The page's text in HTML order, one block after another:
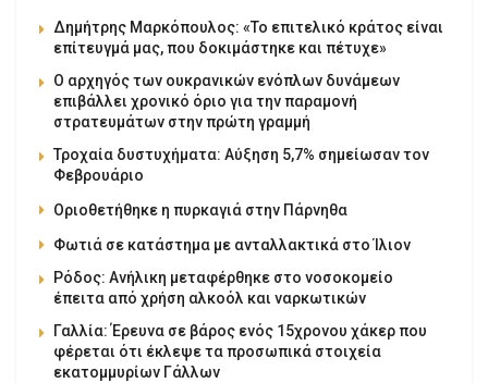
Δημήτρης Μαρκόπουλος: «Το επιτελικό κράτος είναι
επίτευγμά μας, που δοκιμάστηκε και πέτυχε»
Ο αρχηγός των ουκρανικών ενόπλων δυνάμεων
επιβάλλει χρονικό όριο για την παραμονή
στρατευμάτων στην πρώτη γραμμή
Τροχαία δυστυχήματα: Αύξηση 5,7% σημείωσαν τον
Φεβρουάριο
Οριοθετήθηκε η πυρκαγιά στην Πάρνηθα
Φωτιά σε κατάστημα με ανταλλακτικά στο Ίλιον
Ρόδος: Ανήλικη μεταφέρθηκε στο νοσοκομείο
έπειτα από χρήση αλκοόλ και ναρκωτικών
Γαλλία: Έρευνα σε βάρος ενός 15χρονου χάκερ που
φέρεται ότι έκλεψε τα προσωπικά στοιχεία
εκατομμυρίων Γάλλων